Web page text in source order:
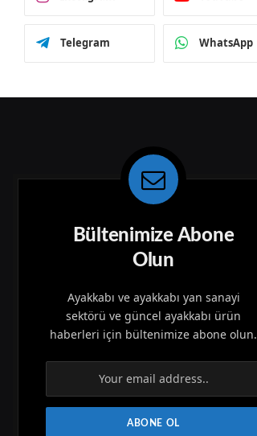
Telegram WhatsApp
Bültenimize Abone
Olun
Ayakkabı ve ayakkabı yan sanayi
sektörü ve güncel ayakkabı ürün
haberleri için bültenimize abone olun.